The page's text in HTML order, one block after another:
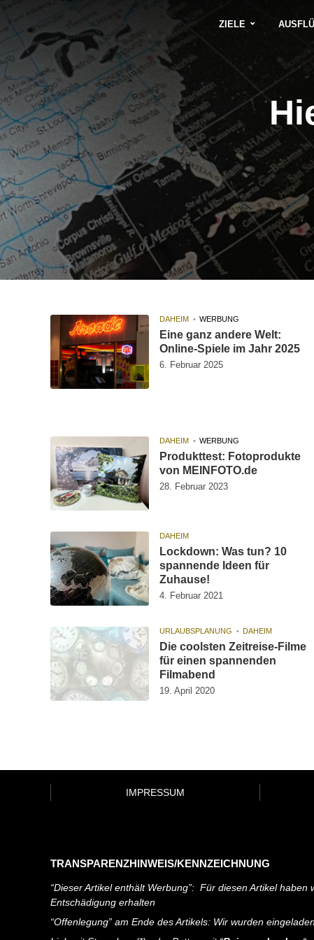
ZIELE
DAHEIM WERBUNG
Eine ganz andere Welt:
Online-Spiele im Jahr 2025
6. Februar 2025
DAHEIM WERBUNG
Produkttest: Fotoprodukte
von MEINFOTO.de
28. Februar 2023
DAHEIM
Lockdown: Was tun? 10
spannende Ideen für
Zuhause!
4. Februar 2021
URLAUBSPLANUNG DAHEIM
Die coolsten Zeitreise-Filme
für einen spannenden
Filmabend
19. April 2020
IMPRESSUM
TRANSPARENZHINWEIS/KENNZEICHNUNG
“Dieser Artikel enthält Werbung”: Für diesen Artikel haben
Entschädigung erhalten
“Offenlegung” am Ende des Artikels: Wir wurden